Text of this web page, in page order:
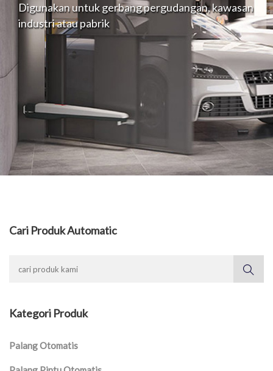
Digunakan untuk gerbang pergudangan, kawasan
industri atau pabrik
Cari Produk Automatic
Kategori Produk
Palang Otomatis